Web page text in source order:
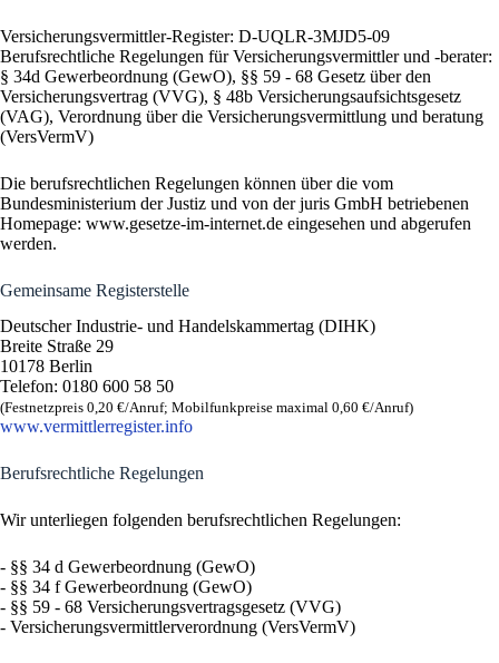
Versicherungsvermittler-Register: D-UQLR-3MJD5-09
Berufsrechtliche Regelungen für Versicherungsvermittler und -berater:
§ 34d Gewerbeordnung (GewO), §§ 59 - 68 Gesetz über den
Versicherungsvertrag (VVG), § 48b Versicherungsaufsichtsgesetz
(VAG), Verordnung über die Versicherungsvermittlung und beratung
(VersVermV)
Die berufsrechtlichen Regelungen können über die vom
Bundesministerium der Justiz und von der juris GmbH betriebenen
Homepage: www.gesetze-im-internet.de eingesehen und abgerufen
werden.
Gemeinsame Registerstelle
Deutscher Industrie- und Handelskammertag (DIHK)
Breite Straße 29
10178 Berlin
Telefon: 0180 600 58 50
(Festnetzpreis 0,20 €/​Anruf; Mobilfunk­preise maximal 0,60 €/​Anruf)
www​.ver​mitt​ler​re​gis​ter​.info
Berufsrechtliche Regelungen
Wir unterliegen folgenden berufsrechtlichen Regelungen:
- §§ 34 d Gewerbeordnung (GewO)
- §§ 34 f Gewerbeordnung (GewO)
- §§ 59 - 68 Versicherungsvertragsgesetz (VVG)
- Versicherungsvermittlerverordnung (VersVermV)